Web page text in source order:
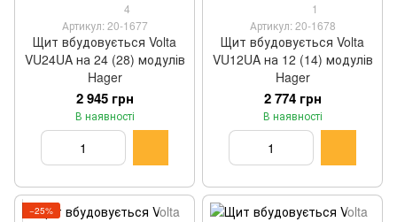
4
Артикул: 20-1677
Щит вбудовується Volta
VU24UA на 24 (28) модулів
Hager
2 945 грн
В наявності
1
Артикул: 20-1678
Щит вбудовується Volta
VU12UA на 12 (14) модулів
Hager
2 774 грн
В наявності
−25%